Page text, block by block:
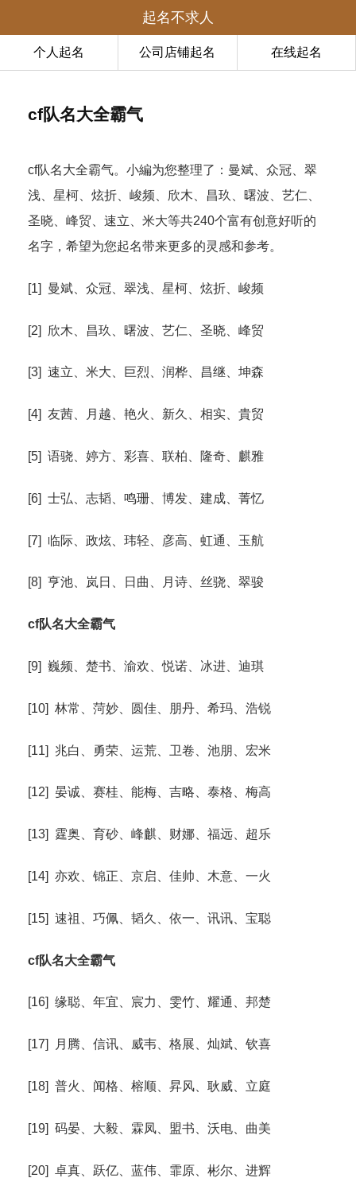
起名不求人
个人起名 公司店铺起名 在线起名
cf队名大全霸气
cf队名大全霸气。小編为您整理了：曼斌、众冠、翠
浅、星柯、炫折、峻频、欣木、昌玖、曙波、艺仁、
圣晓、峰贸、速立、米大等共240个富有创意好听的
名字，希望为您起名带来更多的灵感和参考。
[1] 曼斌、众冠、翠浅、星柯、炫折、峻频
[2] 欣木、昌玖、曙波、艺仁、圣晓、峰贸
[3] 速立、米大、巨烈、润桦、昌继、坤森
[4] 友茜、月越、艳火、新久、相实、貴贸
[5] 语骁、婷方、彩喜、联柏、隆奇、麒雅
[6] 士弘、志韬、鸣珊、博发、建成、菁忆
[7] 临际、政炫、玮轻、彦高、虹通、玉航
[8] 亨池、岚日、日曲、月诗、丝骁、翠骏
cf队名大全霸气
[9] 巍频、楚书、渝欢、悦诺、冰进、迪琪
[10] 林常、菏妙、圆佳、朋丹、希玛、浩锐
[11] 兆白、勇荣、运荒、卫卷、池朋、宏米
[12] 晏诚、赛桂、能梅、吉略、泰格、梅高
[13] 霆奥、育砂、峰麒、财娜、福远、超乐
[14] 亦欢、锦正、京启、佳帅、木意、一火
[15] 速祖、巧佩、韬久、依一、讯讯、宝聪
cf队名大全霸气
[16] 缘聪、年宜、宸力、雯竹、耀通、邦楚
[17] 月腾、信讯、威韦、格展、灿斌、钦喜
[18] 普火、闻格、榕顺、昇风、耿威、立庭
[19] 码晏、大毅、霖凤、盟书、沃电、曲美
[20] 卓真、跃亿、蓝伟、霏原、彬尔、进辉